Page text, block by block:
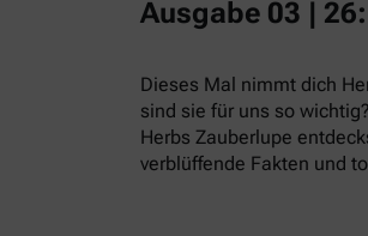
Ausgabe 03 |
Dieses Mal nimmt dich
sind sie für uns so
Herbs Zauberlupe
verblüffende Fakten und